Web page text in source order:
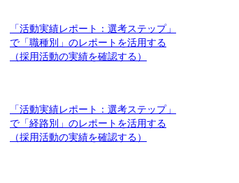
「活動実績レポート：選考ステップ」
で「職種別」のレポートを活用する
（採用活動の実績を確認する）
「活動実績レポート：選考ステップ」
で「経路別」のレポートを活用する
（採用活動の実績を確認する）